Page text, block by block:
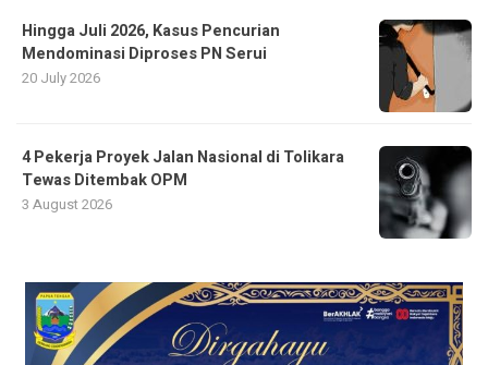
Hingga Juli 2026, Kasus Pencurian
Mendominasi Diproses PN Serui
20 July 2026
4 Pekerja Proyek Jalan Nasional di Tolikara
Tewas Ditembak OPM
3 August 2026